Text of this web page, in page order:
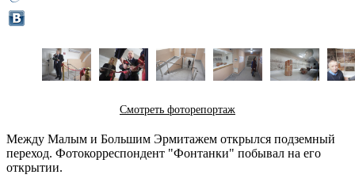
Смотреть фоторепортаж
Между Малым и Большим Эрмитажем открылся подземный
переход. Фотокорреспондент "Фонтанки" побывал на его
открытии.